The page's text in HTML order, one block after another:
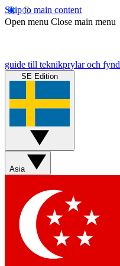
Skip to main content
Open menu Close main menu
guide till teknikprylar och fynd
SE Edition
Asia